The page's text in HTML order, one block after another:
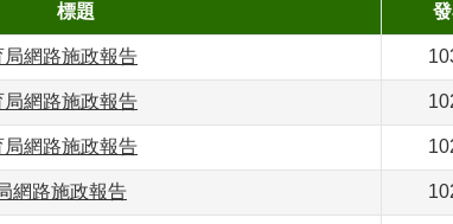
標題
網路施政報告
網路施政報告
網路施政報告
網路施政報告